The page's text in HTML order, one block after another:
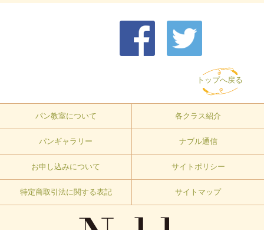
トップへ戻る
パン教室について 各クラス紹介
パンギャラリー ナブル通信
お申し込みについて サイトポリシー
特定商取引法に関する表記 サイトマップ